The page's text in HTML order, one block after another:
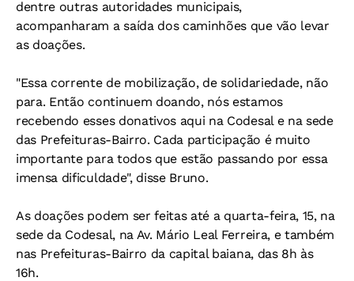
dentre outras autoridades municipais,
acompanharam a saída dos caminhões que vão levar
as doações.
"Essa corrente de mobilização, de solidariedade, não
para. Então continuem doando, nós estamos
recebendo esses donativos aqui na Codesal e na sede
das Prefeituras-Bairro. Cada participação é muito
importante para todos que estão passando por essa
imensa dificuldade", disse Bruno.
As doações podem ser feitas até a quarta-feira, 15, na
sede da Codesal, na Av. Mário Leal Ferreira, e também
nas Prefeituras-Bairro da capital baiana, das 8h às
16h.